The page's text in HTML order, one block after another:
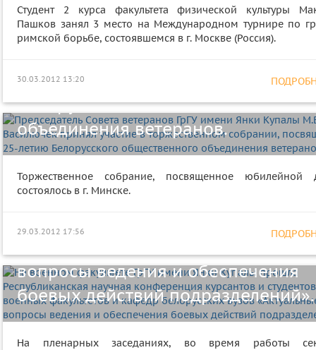
Студент 2 курса факультета физической культуры
Пашков занял 3 место на Международном турнире по
римской борьбе, состоявшемся в г. Москве (Россия).
30.03.2012 13:20
Председатель Совета ветеранов
имени Янки Купалы М.В.
собрании, посвященном 25-летию
Белорусского общественного
объединения ветеранов.
Торжественное собрание, посвященное юбилейной
состоялось в г. Минске.
29.03.2012 17:56
На военном факультете ГрГУ
Янки Купалы прошла
Республиканская научная
конференция курсантов и
военных факультетов и кафедр
вопросы ведения и обеспечения
боевых действий подразделений».
На пленарных заседаниях, во время работы